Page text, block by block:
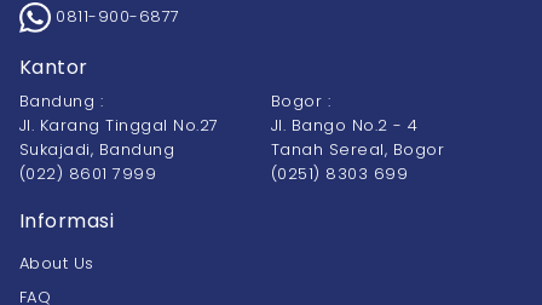
0811-900-6877
Kantor
Bandung :
Jl. Karang Tinggal No.27
Sukajadi, Bandung
(022) 8601 7999
Bogor :
Jl. Bango No.2 - 4
Tanah Sereal, Bogor
(0251) 8303 699
Informasi
About Us
FAQ